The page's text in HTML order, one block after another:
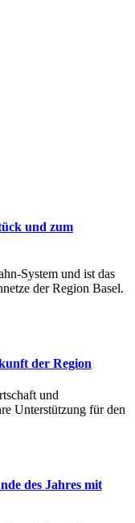
und zum
System und ist das
der Region Basel.
der Region
und
Unterstützung für den
des Jahres mit